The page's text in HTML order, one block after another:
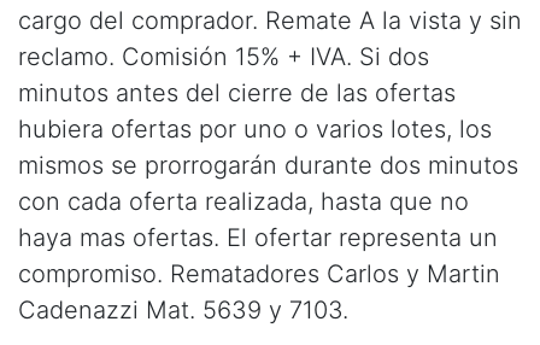
cargo del comprador. Remate A la vista y sin
reclamo. Comisión 15% + IVA. Si dos
minutos antes del cierre de las ofertas
hubiera ofertas por uno o varios lotes, los
mismos se prorrogarán durante dos minutos
con cada oferta realizada, hasta que no
haya mas ofertas. El ofertar representa un
compromiso. Rematadores Carlos y Martin
Cadenazzi Mat. 5639 y 7103.